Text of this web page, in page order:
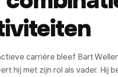
carrière bleef Bart
hij met zijn rol als vader. Hij